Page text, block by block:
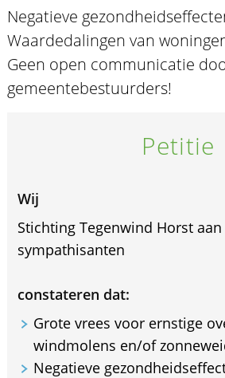
Negatieve
Waardedalingen van
Geen open communicatie
gemeentebestuurders!
Petitie
Wij
Stichting Tegenwind Horst
sympathisanten
constateren dat:
Grote vrees voor ernstige
windmolens en/of
Negatieve